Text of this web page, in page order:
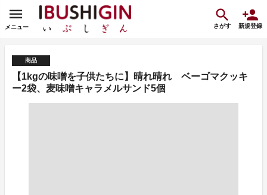
メニュー さがす 新規登録
商品
【1kgの味噌を子供たちに】晴れ晴れ ベーゴマクッキ
ー2袋、麦味噌キャラメルサンド5個